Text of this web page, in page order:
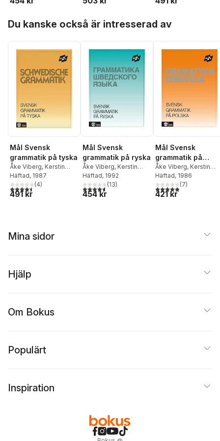
Du kanske också är intresserad av
Mål Svensk
grammatik på tyska
Åke Viberg, Kerstin
Ballardini,Sune
Stjärnlöf
Häftad, 1987
4,5utav 5 stjärnor. Totalt antal röster:
(4)
491 kr
Mål Svensk
grammatik på ryska
Åke Viberg, Kerstin
Ballardini,Sune
Stjärnlöf
Häftad, 1992
4,6utav 5 stjärnor. Totalt antal röster:
(13)
454 kr
Mål Svensk
grammatik på
polska
Åke Viberg, Kerstin
Ballardini,Sune
Stjärnlöf
Häftad, 1986
5,0utav 5 stjärnor.
(7)
421 kr
Mina sidor
Hjälp
Om Bokus
Populärt
Inspiration